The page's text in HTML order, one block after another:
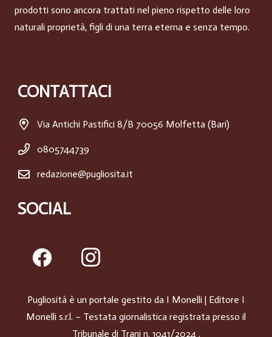
prodotti sono ancora trattati nel pieno rispetto delle loro
naturali proprietà, figli di una terra eterna e senza tempo.
CONTATTACI
Via Antichi Pastifici 8/B 70056 Molfetta (Bari)
0805744739
redazione@pugliosita.it
SOCIAL
Pugliosità è un portale gestito da I Monelli | Editore I
Monelli s.r.l. – Testata giornalistica registrata presso il
Tribunale di Trani n. 1041/2024 .